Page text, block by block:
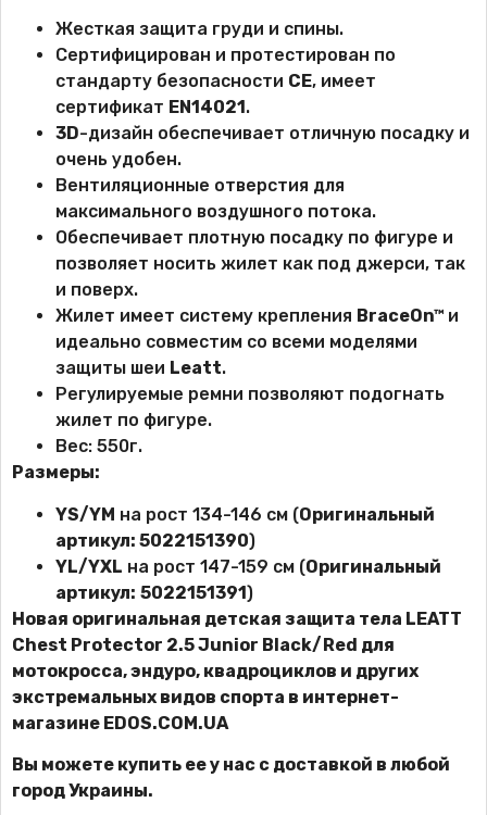
Жесткая защита груди и спины.
Сертифицирован и протестирован по
стандарту безопасности СЕ, имеет
сертификат EN14021 .
3D-дизайн обеспечивает отличную посадку и
очень удобен.
Вентиляционные отверстия для
максимального воздушного потока.
Обеспечивает плотную посадку по фигуре и
позволяет носить жилет как под джерси, так
и поверх.
Жилет имеет систему крепления BraceOn™ и
идеально совместим со всеми моделями
защиты шеи Leatt.
Регулируемые ремни позволяют подогнать
жилет по фигуре.
Вес: 550г.
Размеры:
YS/YM на рост 134-146 см (Оригинальный
артикул: 5022151390)
YL/YXL на рост 147-159 см (Оригинальный
артикул: 5022151391)
Новая оригинальная детская защита тела LEATT
Chest Protector 2.5 Junior Black/Red для
мотокросса, эндуро, квадроциклов и других
экстремальных видов спорта в интернет-
магазине EDOS.COM.UA
Вы можете купить ее у нас с доставкой в любой
город Украины.